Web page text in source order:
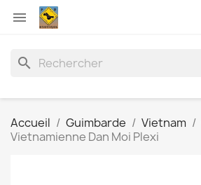

search
Accueil Guimbarde Vietnam
Vietnamienne Dan Moi Plexi